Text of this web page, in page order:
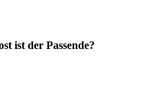
ist der Passende?